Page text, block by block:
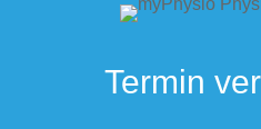
Termin